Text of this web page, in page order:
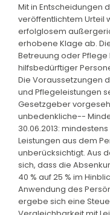
Mit in Entscheidungen
veröffentlichtem Urteil
erfolglosem
erhobene Klage ab.
Betreuung oder
hilfsbedürftiger
Die Voraussetzungen
und Pflegeleistungen
Gesetzgeber
unbedenkliche--
30.06.2013:
Leistungen aus dem
unberücksichtigt. Aus
sich, dass die
40 % auf 25 % im
Anwendung des
ergebe sich eine